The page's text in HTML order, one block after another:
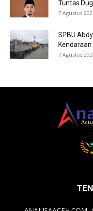
Tuntas
7 Agustus
SPBU
7 Agustus